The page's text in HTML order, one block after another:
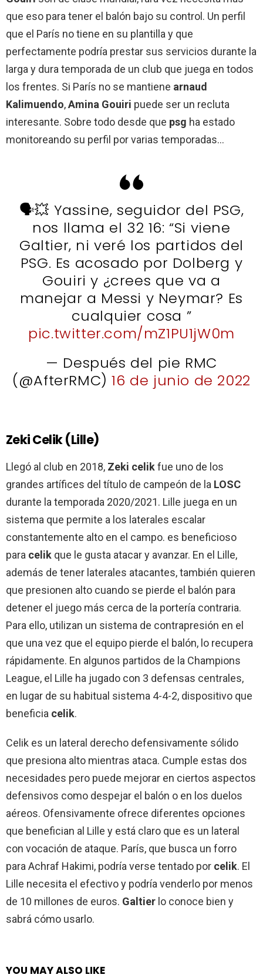
que eso para tener el balón bajo su control. Un perfil
que el París no tiene en su plantilla y que
perfectamente podría prestar sus servicios durante la
larga y dura temporada de un club que juega en todos
los frentes. Si París no se mantiene arnaud
Kalimuendo,Amina Gouiri puede ser un recluta
interesante. Sobre todo desde que psg ha estado
monitoreando su perfil por varias temporadas…
🗣💥 Yassine, seguidor del PSG,
nos llama el 32 16: “Si viene
Galtier, ni veré los partidos del
PSG. Es acosado por Dolberg y
Gouiri y ¿crees que va a
manejar a Messi y Neymar? Es
cualquier cosa ”
pic.twitter.com/mZ1PU1jW0m
— Después del pie RMC
(@AfterRMC)16 de junio de 2022
Zeki Celik (Lille)
Llegó al club en 2018, Zeki celikfue uno de los
grandes artífices del título de campeón de la LOSC
durante la temporada 2020/2021. Lille juega en un
sistema que permite a los laterales escalar
constantemente alto en el campo. es beneficioso
para celik que le gusta atacar y avanzar. En el Lille,
además de tener laterales atacantes, también quieren
que presionen alto cuando se pierde el balón para
detener el juego más cerca de la portería contraria.
Para ello, utilizan un sistema de contrapresión en el
que una vez que el equipo pierde el balón, lo recupera
rápidamente. En algunos partidos de la Champions
League, el Lille ha jugado con 3 defensas centrales,
en lugar de su habitual sistema 4-4-2, dispositivo que
beneficia celik.
Celik es un lateral derecho defensivamente sólido
que presiona alto mientras ataca. Cumple estas dos
necesidades pero puede mejorar en ciertos aspectos
defensivos como despejar el balón o en los duelos
aéreos. Ofensivamente ofrece diferentes opciones
que benefician al Lille y está claro que es un lateral
con vocación de ataque. París, que busca un forro
para Achraf Hakimi, podría verse tentado por celik. El
Lille necesita el efectivo y podría venderlo por menos
de 10 millones de euros. Galtier lo conoce bien y
sabrá cómo usarlo.
YOU MAY ALSO LIKE